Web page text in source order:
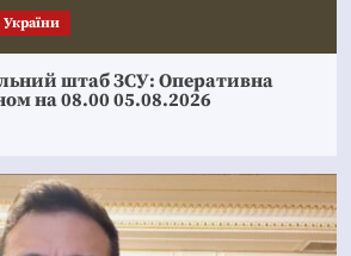
штаб ЗСУ: Оперативна
на 08.00 05.08.2026